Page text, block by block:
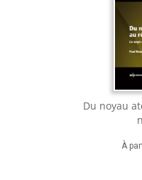
Du noyau
À